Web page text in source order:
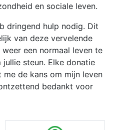
en sociale leven.
dringend hulp nodig. Dit
van deze vervelende
een normaal leven te
steun. Elke donatie
de kans om mijn leven
bedankt voor